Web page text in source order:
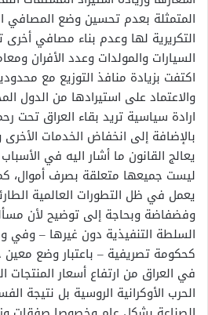
المتمثلة بعدم تحسين وضع المصافي
التكريرية لها وعدم بناء مصافي
السيارات والمولدات وعدد الأفران
اكتفت بزيادة منافذ التوزيع مع
والاعتماد على استيرادها من الدول
ارادة سياسية تريد بقاء العراق تحت
بالإضافة إلى انخفاض الخدمات
يعالج القانون ما أشار اليه في
ليست جميعها متعلقة بصرف أموال،
يعمل في ظل التطورات العالمية
وفضفاضة وبحاجة إلى توضيح لأن
السلطة التنفيذية دون غيرها – وفي
كحكومة تصريفية – باعتبار وضع معين
في العراق من ارتفاع أسعار المنتجات
الحرب الأوكرانية الروسية بل